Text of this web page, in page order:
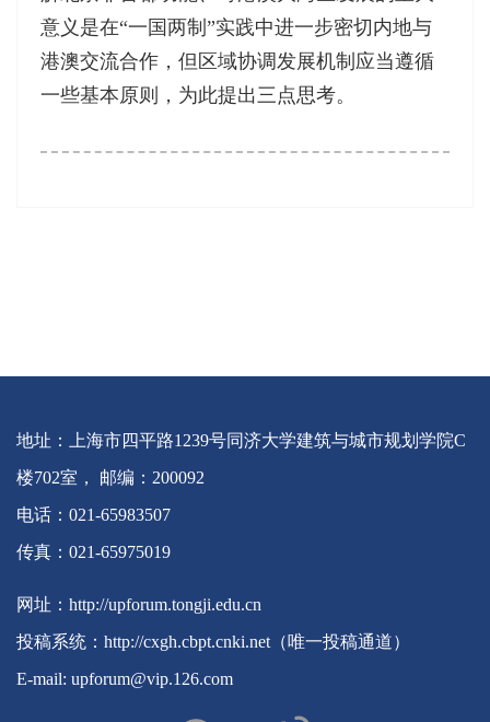
意义是在“一国两制”实践中进一步密切内地与
港澳交流合作，但区域协调发展机制应当遵循
一些基本原则，为此提出三点思考。
地址：上海市四平路1239号同济大学建筑与城市规划学院C
楼702室， 邮编：200092
电话：021-65983507
传真：021-65975019
网址：http://upforum.tongji.edu.cn
投稿系统：http://cxgh.cbpt.cnki.net（唯一投稿通道）
E-mail: upforum@vip.126.com